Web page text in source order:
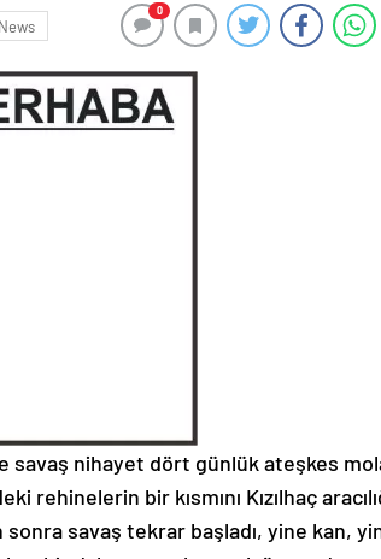
News
0
savaş nihayet dört günlük ateşkes
bir kısmını Kızılhaç
savaş tekrar başladı, yine kan,